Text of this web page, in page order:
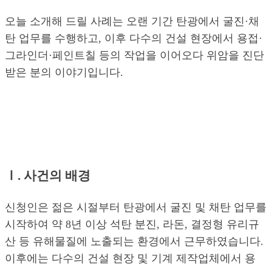
오늘 소개해 드릴 사례는 오랜 기간 탄광에서 굴진·채
탄 업무를 수행하고, 이후 다수의 건설 현장에서 용접·
그라인더·페인트칠 등의 작업을 이어오다 위암을 진단
받은 분의 이야기입니다.
Ⅰ. 사건의 배경
신청인은 젊은 시절부터 탄광에서 굴진 및 채탄 업무를
시작하여 약 8년 이상 석탄 분진, 라돈, 결정형 유리규
산 등 유해물질에 노출되는 환경에서 근무하였습니다.
이후에는 다수의 건설 현장 및 기계 제작업체에서 용